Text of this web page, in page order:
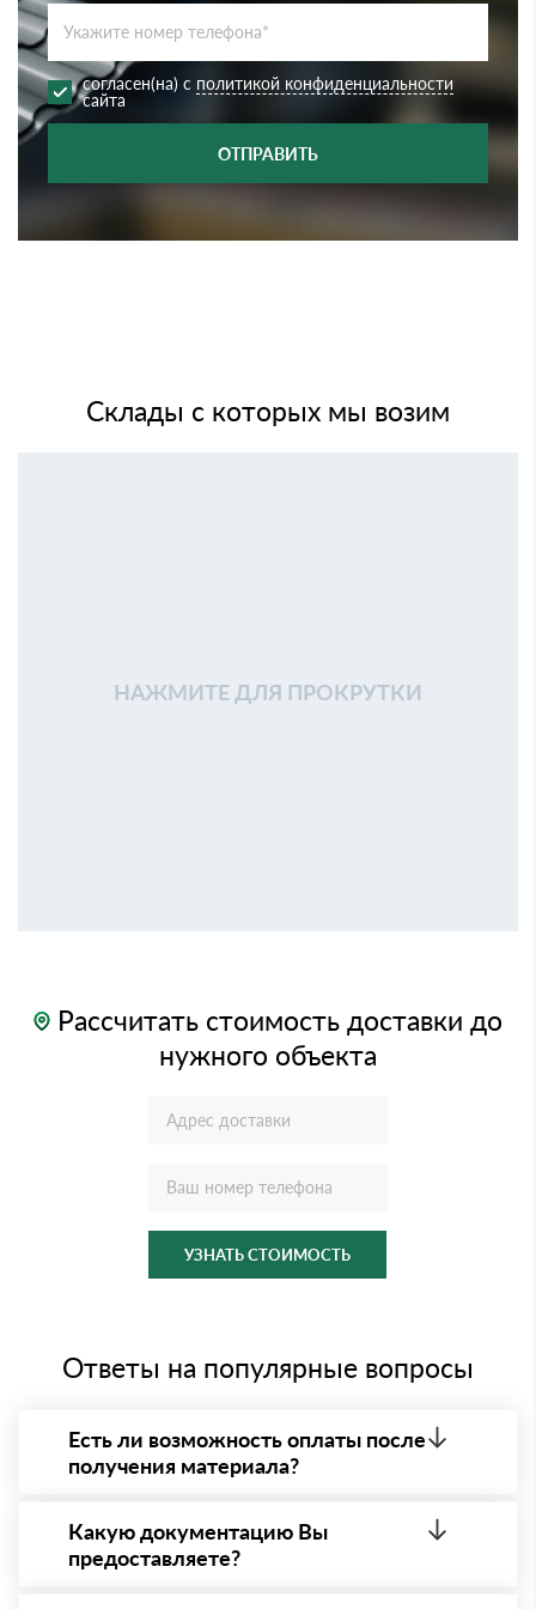
согласен(на) с политикой конфиденциальности
сайта
ОТПРАВИТЬ
Склады с которых мы возим
НАЖМИТЕ ДЛЯ ПРОКРУТКИ
Рассчитать стоимость доставки до
нужного объекта
УЗНАТЬ СТОИМОСТЬ
Ответы на популярные вопросы
Есть ли возможность оплаты после
получения материала?
- оплата по факту получения товара. При этом,
если доставленный товар был ненадлежащего
качества, то Вы вправе от него отказаться.
Какую документацию Вы
предоставляете?